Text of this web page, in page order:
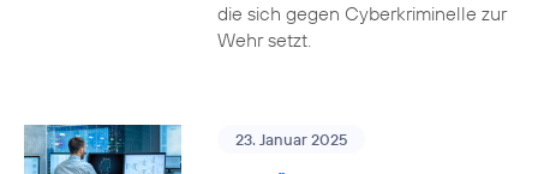
die sich gegen Cyberkriminelle zur
Wehr setzt.
23. Januar 2025